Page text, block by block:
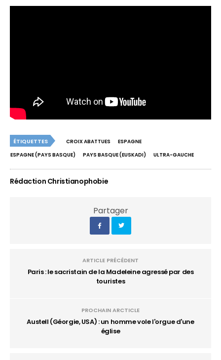
ÉTIQUETTES CROIX ABATTUES
ESPAGNE
ESPAGNE (PAYS BASQUE)
PAYS BASQUE (EUSKADI) ULTRA-GAUCHE
Rédaction Christianophobie
Partager
ARTICLE PRÉCÉDENT
Paris : le sacristain de la Madeleine agressé par des
touristes
PROCHAIN ARCTICLE
Austell (Géorgie, USA) : un homme vole l'orgue d'une
église